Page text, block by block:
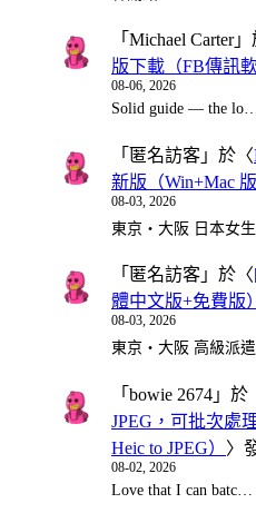
「 Michael Carter」
版下載（FB傳訊軟
08-06, 2026
Solid guide — the
「 匿名訪客 」於〈
新版（Win+Mac 版
08-03, 2026
東京・大阪 日本女
「 匿名訪客 」於〈
體中文版+免費版）
08-03, 2026
東京・大阪 高級派
「 bowie 2674 」於
JPEG，可批次處
Heic to JPEG） 〉
08-02, 2026
Love that I can batc…